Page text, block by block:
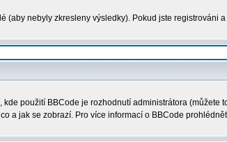
(aby nebyly zkresleny výsledky). Pokud jste registrováni
použití BBCode je rozhodnutí administrátora
a jak se zobrazí. Pro více informací o BBCode